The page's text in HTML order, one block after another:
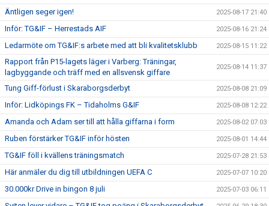
Äntligen seger igen! 2025-08-17 21:40
Inför: TG&IF – Herrestads AIF 2025-08-16 21:24
Ledarmöte om TG&IF:s arbete med att bli kvalitetsklubb 2025-08-15 11:22
Rapport från P15-lagets läger i Varberg: Träningar,
lagbyggande och träff med en allsvensk giffare
2025-08-14 11:37
Tung Giff-förlust i Skaraborgsderbyt 2025-08-08 21:09
Inför: Lidköpings FK – Tidaholms G&IF 2025-08-08 12:22
Amanda och Adam ser till att hålla giffarna i form 2025-08-02 07:03
Ruben förstärker TG&IF inför hösten 2025-08-01 14:44
TG&IF föll i kvällens träningsmatch 2025-07-28 21:53
Här anmäler du dig till utbildningen UEFA C 2025-07-07 10:20
30.000kr Drive in bingon 8 juli 2025-07-03 06:11